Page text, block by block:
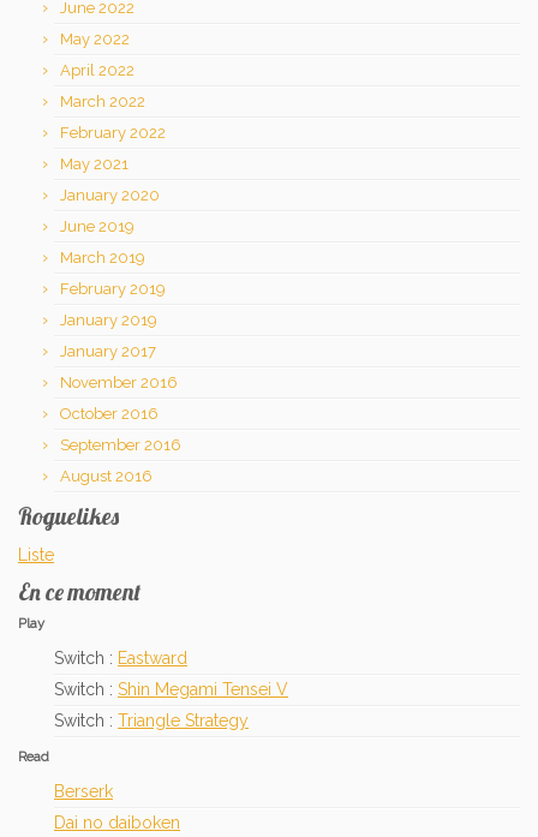
June 2022
May 2022
April 2022
March 2022
February 2022
May 2021
January 2020
June 2019
March 2019
February 2019
January 2019
January 2017
November 2016
October 2016
September 2016
August 2016
Roguelikes
Liste
En ce moment
Play
Switch : Eastward
Switch : Shin Megami Tensei V
Switch : Triangle Strategy
Read
Berserk
Dai no daiboken